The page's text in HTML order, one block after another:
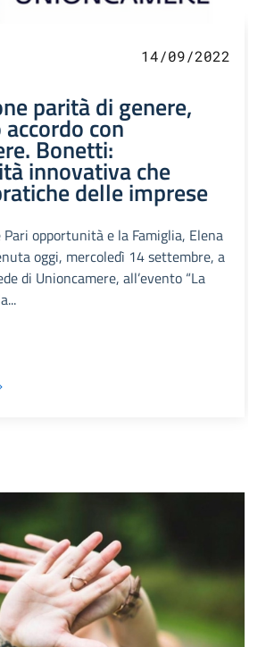
14/09/2022
parità di genere,
con
Bonetti:
innovativa che
delle imprese
opportunità e la Famiglia, Elena
oggi, mercoledì 14 settembre, a
di Unioncamere, all’evento “La